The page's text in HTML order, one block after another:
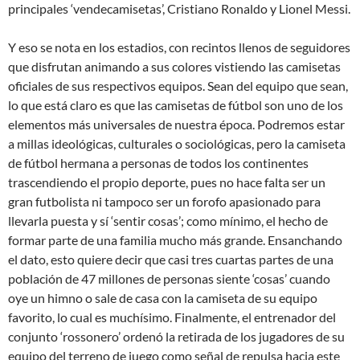
principales ‘vendecamisetas’, Cristiano Ronaldo y Lionel Messi.
Y eso se nota en los estadios, con recintos llenos de seguidores
que disfrutan animando a sus colores vistiendo las camisetas
oficiales de sus respectivos equipos. Sean del equipo que sean,
lo que está claro es que las camisetas de fútbol son uno de los
elementos más universales de nuestra época. Podremos estar
a millas ideológicas, culturales o sociológicas, pero la camiseta
de fútbol hermana a personas de todos los continentes
trascendiendo el propio deporte, pues no hace falta ser un
gran futbolista ni tampoco ser un forofo apasionado para
llevarla puesta y sí ‘sentir cosas’; como mínimo, el hecho de
formar parte de una familia mucho más grande. Ensanchando
el dato, esto quiere decir que casi tres cuartas partes de una
población de 47 millones de personas siente ‘cosas’ cuando
oye un himno o sale de casa con la camiseta de su equipo
favorito, lo cual es muchísimo. Finalmente, el entrenador del
conjunto ‘rossonero’ ordenó la retirada de los jugadores de su
equipo del terreno de juego como señal de repulsa hacia este